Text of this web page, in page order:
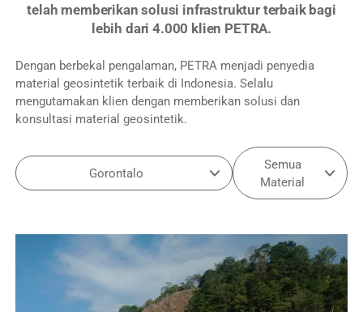
telah memberikan solusi infrastruktur terbaik bagi
lebih dari 4.000 klien PETRA.
Dengan berbekal pengalaman, PETRA menjadi penyedia
material geosintetik terbaik di Indonesia. Selalu
mengutamakan klien dengan memberikan solusi dan
konsultasi material geosintetik.
Gorontalo
Semua
Material